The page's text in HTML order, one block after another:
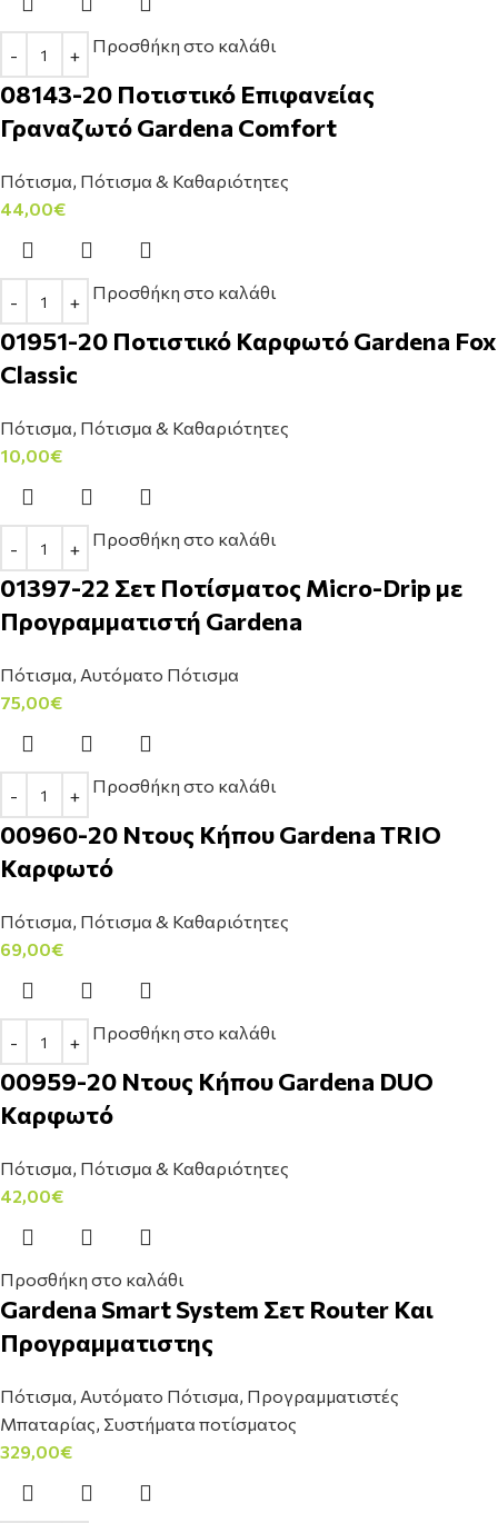
Προσθήκη στο καλάθι
08143-20 Ποτιστικό Επιφανείας
Γραναζωτό Gardena Comfort
Πότισμα, Πότισμα & Καθαριότητες
44,00€
Προσθήκη στο καλάθι
01951-20 Ποτιστικό Καρφωτό Gardena Fox
Classic
Πότισμα, Πότισμα & Καθαριότητες
10,00€
Προσθήκη στο καλάθι
01397-22 Σετ Ποτίσματος Micro-Drip με
Προγραμματιστή Gardena
Πότισμα, Αυτόματο Πότισμα
75,00€
Προσθήκη στο καλάθι
00960-20 Ντους Κήπου Gardena TRIO
Καρφωτό
Πότισμα, Πότισμα & Καθαριότητες
69,00€
Προσθήκη στο καλάθι
00959-20 Ντους Κήπου Gardena DUO
Καρφωτό
Πότισμα, Πότισμα & Καθαριότητες
42,00€
Προσθήκη στο καλάθι
Gardena Smart System Σετ Router Και
Προγραμματιστης
Πότισμα, Αυτόματο Πότισμα, Προγραμματιστές
Μπαταρίας, Συστήματα ποτίσματος
329,00€